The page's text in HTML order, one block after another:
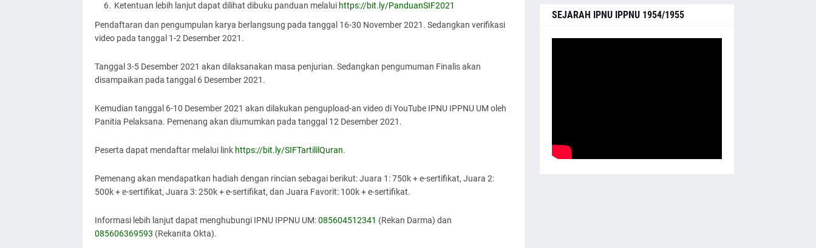
Ketentuan lebih lanjut dapat dilihat dibuku panduan melalui https://bit.ly/PanduanSIF2021
Pendaftaran dan pengumpulan karya berlangsung pada tanggal 16-30 November 2021. Sedangkan verifikasi
video pada tanggal 1-2 Desember 2021.
Tanggal 3-5 Desember 2021 akan dilaksanakan masa penjurian. Sedangkan pengumuman Finalis akan
disampaikan pada tanggal 6 Desember 2021.
Kemudian tanggal 6-10 Desember 2021 akan dilakukan pengupload-an video di YouTube IPNU IPPNU UM oleh
Panitia Pelaksana. Pemenang akan diumumkan pada tanggal 12 Desember 2021.
Peserta dapat mendaftar melalui link https://bit.ly/SIFTartililQuran.
Pemenang akan mendapatkan hadiah dengan rincian sebagai berikut: Juara 1: 750k + e-sertifikat, Juara 2:
500k + e-sertifikat, Juara 3: 250k + e-sertifikat, dan Juara Favorit: 100k + e-sertifikat.
Informasi lebih lanjut dapat menghubungi IPNU IPPNU UM:085604512341 (Rekan Darma) dan
085606369593 (Rekanita Okta).
SEJARAH IPNU IPPNU 1954/1955